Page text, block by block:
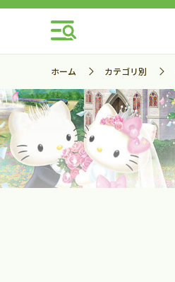
ホーム カテゴリ別